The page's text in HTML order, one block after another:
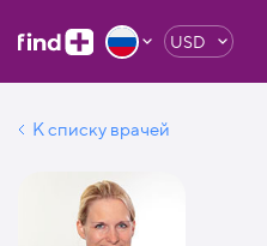
USD
К списку врачей